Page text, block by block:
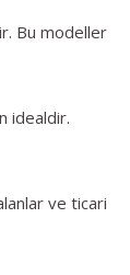
Bu modeller
idealdir.
ve ticari